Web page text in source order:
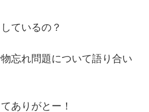
ているの？
忘れ問題について語り合い
ありがとー！